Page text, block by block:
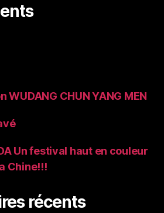
CHUN YANG MEN
Un festival haut en couleur
Chine!!!
récents